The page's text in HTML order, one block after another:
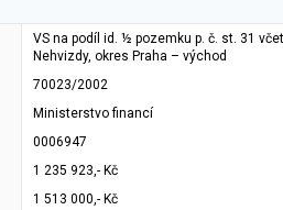
VS na podíl id. ½ pozemku p. č. st. 31
Nehvizdy, okres Praha – východ
70023/2002
Ministerstvo financí
0006947
1 235 923,- Kč
1 513 000,- Kč